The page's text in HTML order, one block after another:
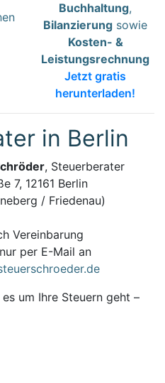
Buchhaltung,
Bilanzierung sowie
Kosten- &
Leistungsrechnung
Jetzt gratis
herunterladen!
in Berlin
, Steuerberater
7, 12161 Berlin
/ Friedenau)
Vereinbarung
per E-Mail an
um Ihre Steuern geht –